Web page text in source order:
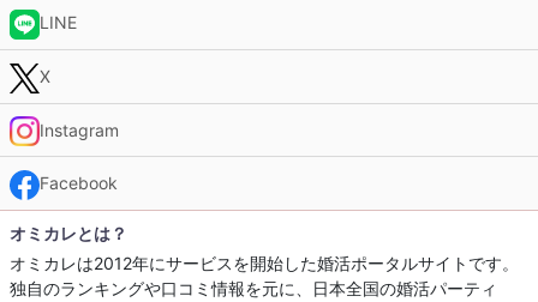
LINE
X
Instagram
Facebook
オミカレとは？
オミカレは2012年にサービスを開始した婚活ポータルサイトです。
独自のランキングや口コミ情報を元に、日本全国の婚活パーティ